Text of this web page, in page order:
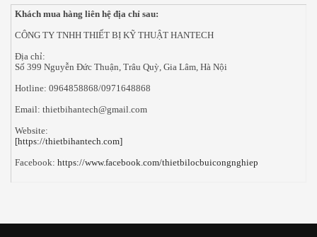
Khách mua hàng liên hệ địa chỉ sau:
CÔNG TY TNHH THIẾT BỊ KỸ THUẬT HANTECH
Địa chỉ:
Số 399 Nguyễn Đức Thuận, Trâu Quỳ, Gia Lâm, Hà Nội
Hotline: 0964858868/0971648868
Email: thietbihantech@gmail.com
Website:
[https://thietbihantech.com]
Facebook: https://www.facebook.com/thietbilocbuicongnghiep